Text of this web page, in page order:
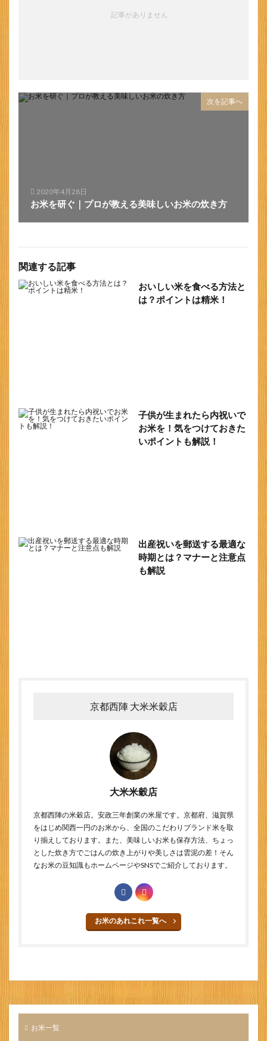
記事がありません
次を記事へ
2020年4月28日
お米を研ぐ｜プロが教える美味しいお米の炊き方
関連する記事
おいしい米を食べる方法と
は？ポイントは精米！
子供が生まれたら内祝いで
お米を！気をつけておきた
いポイントも解説！
出産祝いを郵送する最適な
時期とは？マナーと注意点
も解説
京都西陣 大米米穀店
大米米穀店
京都西陣の米穀店。安政三年創業の米屋です。京都府、滋賀県
をはじめ関西一円のお米から、全国のこだわりブランド米を取
り揃えしております。また、美味しいお米も保存方法、ちょっ
とした炊き方でごはんの炊き上がりや美しさは雲泥の差！そん
なお米の豆知識もホームページやSNSでご紹介しております。
お米のあれこれ一覧へ
お米一覧